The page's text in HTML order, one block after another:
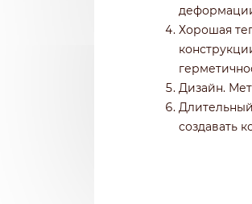
Хорошая
Дизайн.
создавать